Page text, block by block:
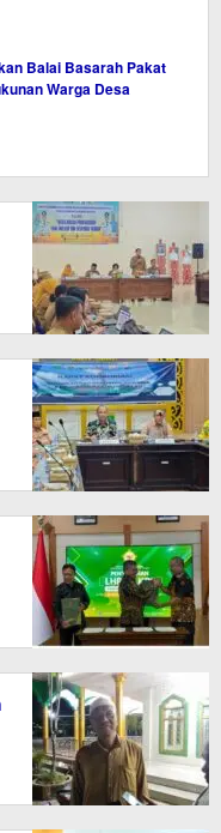
Balai Basarah Pakat
Warga Desa